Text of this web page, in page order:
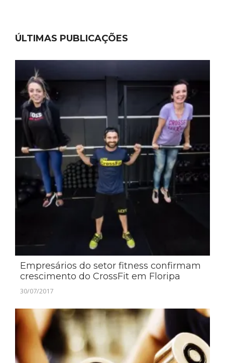
ÚLTIMAS PUBLICAÇÕES
Empresários do setor fitness confirmam
crescimento do CrossFit em Floripa
30/07/2017